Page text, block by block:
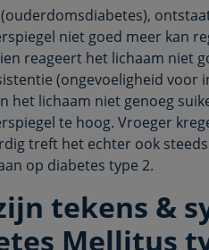
niet goed meer kan
reageert het lichaam niet
(ongevoeligheid voor
het lichaam niet genoeg
te hoog. Vroeger
treft het echter ook
op diabetes type 2.
tekens &
Mellitus